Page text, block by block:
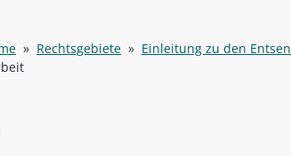
» Rechtsgebiete » Einleitung zu den